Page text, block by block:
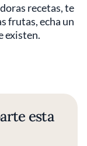
recetas, te
frutas, echa un
existen.
esta